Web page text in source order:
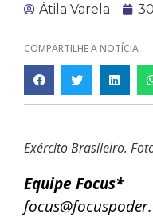
Átila Varela
COMPARTILHE A NOTÍCIA
Exército Brasileiro.
Equipe Focus*